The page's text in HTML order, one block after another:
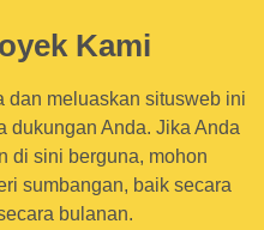
Kami
dan meluaskan situsweb ini
dukungan Anda. Jika Anda
di sini berguna, mohon
sumbangan, baik secara
bulanan.